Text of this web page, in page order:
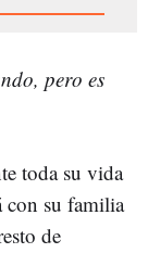
pero es
toda su vida
con su familia
de